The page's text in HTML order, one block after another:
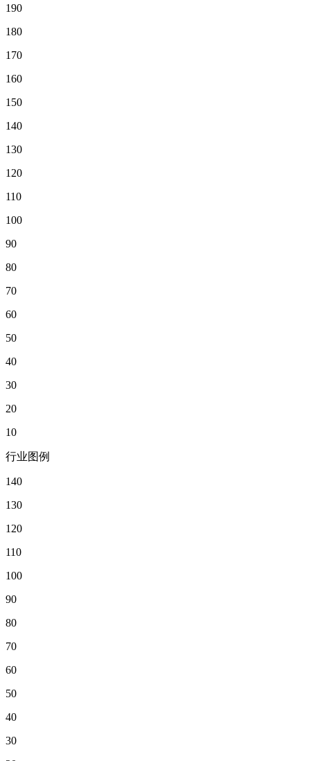
190
180
170
160
150
140
130
120
110
100
90
80
70
60
50
40
30
20
10
行业图例
140
130
120
110
100
90
80
70
60
50
40
30